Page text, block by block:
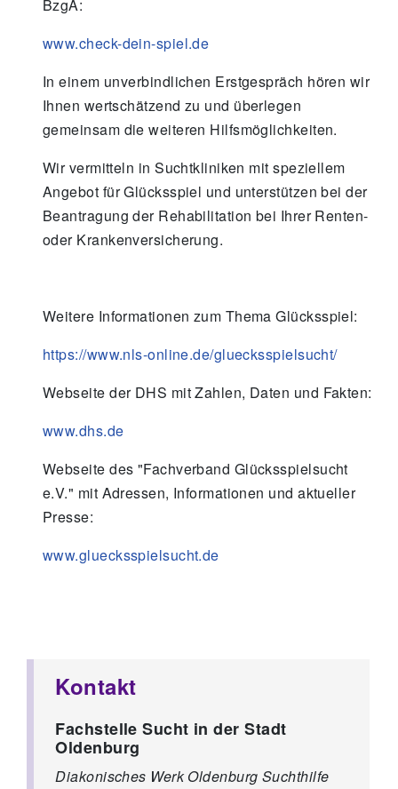
Kontakt
Fachstelle Sucht in der Stadt
Oldenburg
Diakonisches Werk Oldenburg Suchthilfe
BzgA:
www.check-dein-spiel.de
In einem unverbindlichen Erstgespräch hören wir
Ihnen wertschätzend zu und überlegen
gemeinsam die weiteren Hilfsmöglichkeiten.
Wir vermitteln in Suchtkliniken mit speziellem
Angebot für Glücksspiel und unterstützen bei der
Beantragung der Rehabilitation bei Ihrer Renten-
oder Krankenversicherung.
Weitere Informationen zum Thema Glücksspiel:
https://www.nls-online.de/gluecksspielsucht/
Webseite der DHS mit Zahlen, Daten und Fakten:
www.dhs.de
Webseite des "Fachverband Glücksspielsucht
e.V." mit Adressen, Informationen und aktueller
Presse:
www.gluecksspielsucht.de